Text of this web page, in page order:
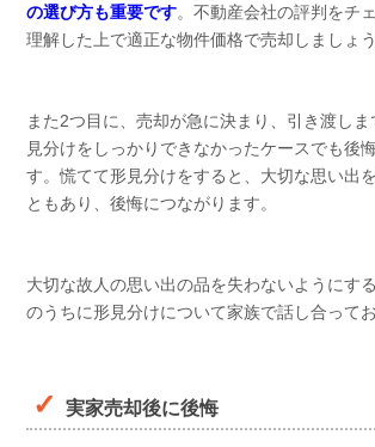
の選び方も重要です。不動産会社の評判をチ
理解した上で適正な物件価格で売却しましょう
また2つ目に、売却が急に決まり、引き渡し
見分けをしっかりできなかったケースでも後
す。慌てて形見分けをすると、大切な思い出
ともあり、後悔につながります。
大切な故人の思い出の品を失わないようにす
のうちに形見分けについて家族で話し合ってお
実家売却後に後悔